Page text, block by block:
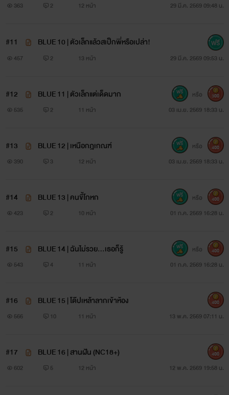
363 2 12 หน้า 29 มี.ค. 2569 09:48 น.
#11 BLUE 10 | ตัวเล็กแล้วสเป็กพี่หรือเปล่า!
457 2 13 หน้า 29 มี.ค. 2569 09:53 น.
#12 BLUE 11 | ตัวเล็กแต่เด็ดมาก
535 2 11 หน้า 03 เม.ย. 2569 18:33 น.
หรือ 300
#13 BLUE 12 | เหนือกฎเกณฑ์
390 3 12 หน้า 03 เม.ย. 2569 18:33 น.
หรือ 400
#14 BLUE 13 | คนขี้โกหก
423 2 10 หน้า 01 ก.ค. 2569 16:28 น.
หรือ 400
#15 BLUE 14 | ฉันไม่รวย...เธอก็รู้
543 4 11 หน้า 01 ก.ค. 2569 16:28 น.
หรือ 400
#16 BLUE 15 | โด๊ปเหล้าลากเข้าห้อง
566 10 11 หน้า 13 พ.ค. 2569 07:11 น.
400
#17 BLUE 16 | สานฝัน (NC18+)
602 5 12 หน้า 12 พ.ค. 2569 19:58 น.
400